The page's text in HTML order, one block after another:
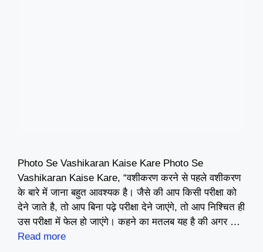
Photo Se Vashikaran Kaise Kare Photo Se
Vashikaran Kaise Kare, “वशीकरण करने से पहले वशीकरण
के बारे में जाना बहुत आवश्यक है। जैसे की आप किसी परीक्षा को
देने जाते है, तो आप बिना पढ़े परीक्षा देने जाएंगे, तो आप निश्चित ही
उस परीक्षा में फेल हो जाएंगे। कहने का मतलब यह है की अगर …
Read more